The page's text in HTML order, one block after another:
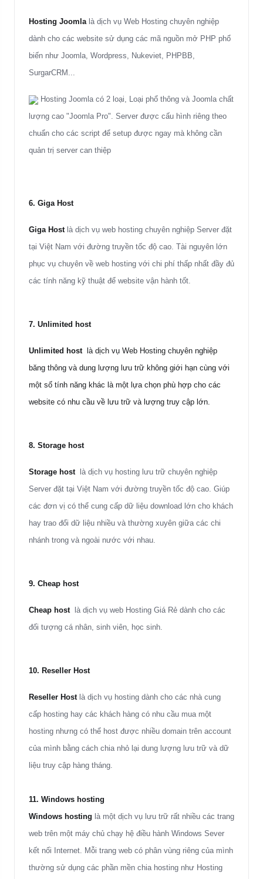
Hosting Joomla là dịch vụ Web Hosting chuyên nghiệp
dành cho các website sử dụng các mã nguồn mở PHP phổ
biến như Joomla, Wordpress, Nukeviet, PHPBB,
SurgarCRM...
Hosting Joomla có 2 loại, Loại phổ thông và Joomla chất
lượng cao "Joomla Pro". Server được cấu hình riêng theo
chuẩn cho các script để setup được ngay mà không cần
quản trị server can thiệp
6. Giga Host
Giga Host là dịch vụ web hosting chuyên nghiệp Server đặt
tại Việt Nam với đường truyền tốc độ cao. Tài nguyên lớn
phục vụ chuyên về web hosting với chi phí thấp nhất đầy đủ
các tính năng kỹ thuật để website vận hành tốt.
7. Unlimited host
Unlimited host
là dịch vụ Web Hosting chuyên nghiệp
băng thông và dung lượng lưu trữ không giới hạn cùng với
một số tính năng khác là một lựa chọn phù hợp cho các
website có nhu cầu về lưu trữ và lượng truy cập lớn.
8. Storage host
Storage host
là dịch vụ hosting lưu trữ chuyên nghiệp
Server đặt tại Việt Nam với đường truyền tốc độ cao. Giúp
các đơn vị có thể cung cấp dữ liệu download lớn cho khách
hay trao đổi dữ liệu nhiều và thường xuyên giữa các chi
nhánh trong và ngoài nước với nhau.
9. Cheap host
Cheap host là dịch vụ web Hosting Giá Rẻ dành cho các
đối tượng cá nhân, sinh viên, học sinh.
10. Reseller Host
Reseller Host là dịch vụ hosting dành cho các nhà cung
cấp hosting hay các khách hàng có nhu cầu mua một
hosting nhưng có thể host được nhiều domain trên account
của mình bằng cách chia nhỏ lại dung lượng lưu trữ và dữ
liệu truy cập hàng tháng.
11. Windows hosting
Windows hosting là một dịch vụ lưu trữ rất nhiều các trang
web trên một máy chủ chạy hệ điều hành Windows Sever
kết nối Internet. Mỗi trang web có phân vùng riêng của mình
thường sử dụng các phần mền chia hosting như Hosting